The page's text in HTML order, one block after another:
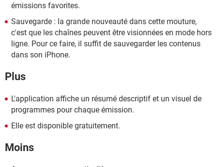
émissions favorites.
Sauvegarde : la grande nouveauté dans cette mouture,
c'est que les chaînes peuvent être visionnées en mode hors
ligne. Pour ce faire, il suffit de sauvegarder les contenus
dans son iPhone.
Plus
L'application affiche un résumé descriptif et un visuel de
programmes pour chaque émission.
Elle est disponible gratuitement.
Moins